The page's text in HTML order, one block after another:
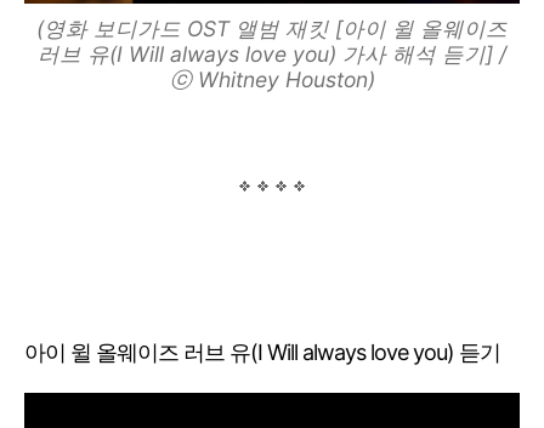
(영화 보디가드 OST 앨범 재킷 [아이 윌 올웨이즈
러브 유(I Will always love you) 가사 해석 듣기] /
ⓒ Whitney Houston)
아이 윌 올웨이즈 러브 유(I Will always love you) 듣기